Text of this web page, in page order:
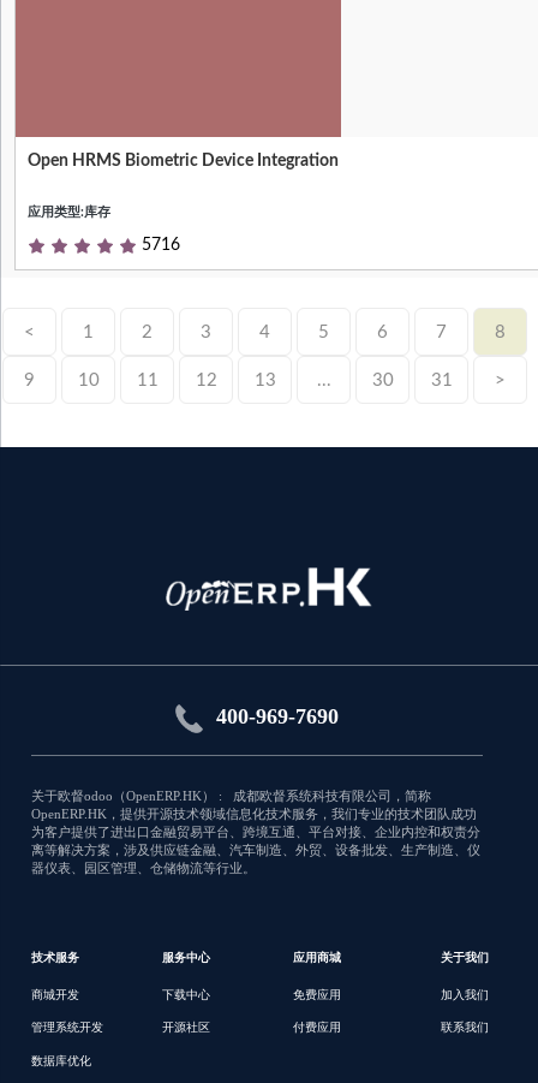
Integrating Biometric Device With HR
Open HRMS Biometric Device Integration
应用类型:库存
5716
of your workforce
5426
< 1 2 3 4 5 6 7 8
9 10 11 12 13 ... 30 31 >
400-969-7690
关于欧督odoo（OpenERP.HK） : 成都欧督系统科技有限公司，简称
OpenERP.HK，提供开源技术领域信息化技术服务，我们专业的技术团队成功
为客户提供了进出口金融贸易平台、跨境互通、平台对接、企业内控和权责分
离等解决方案，涉及供应链金融、汽车制造、外贸、设备批发、生产制造、仪
器仪表、园区管理、仓储物流等行业。
技术服务
商城开发
管理系统开发
数据库优化
服务中心
下载中心
开源社区
应用商城
免费应用
付费应用
关于我们
加入我们
联系我们